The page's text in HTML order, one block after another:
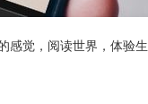
感觉，阅读世界，体验生